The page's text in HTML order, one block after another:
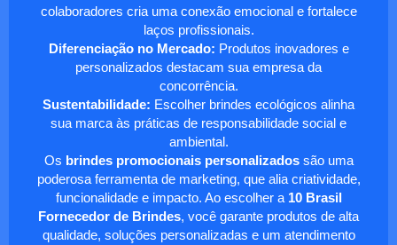
colaboradores cria uma conexão emocional e fortalece
laços profissionais.
Diferenciação no Mercado: Produtos inovadores e
personalizados destacam sua empresa da
concorrência.
Sustentabilidade: Escolher brindes ecológicos alinha
sua marca às práticas de responsabilidade social e
ambiental.
Os brindes promocionais personalizadossão uma
poderosa ferramenta de marketing, que alia criatividade,
funcionalidade e impacto. Ao escolher a 10 Brasil
Fornecedor de Brindes, você garante produtos de alta
qualidade, soluções personalizadas e um atendimento